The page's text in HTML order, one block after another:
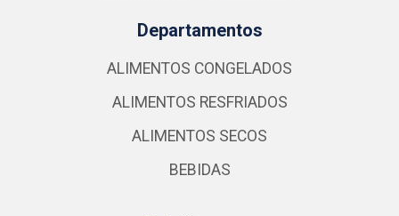
Departamentos
ALIMENTOS CONGELADOS
ALIMENTOS RESFRIADOS
ALIMENTOS SECOS
BEBIDAS